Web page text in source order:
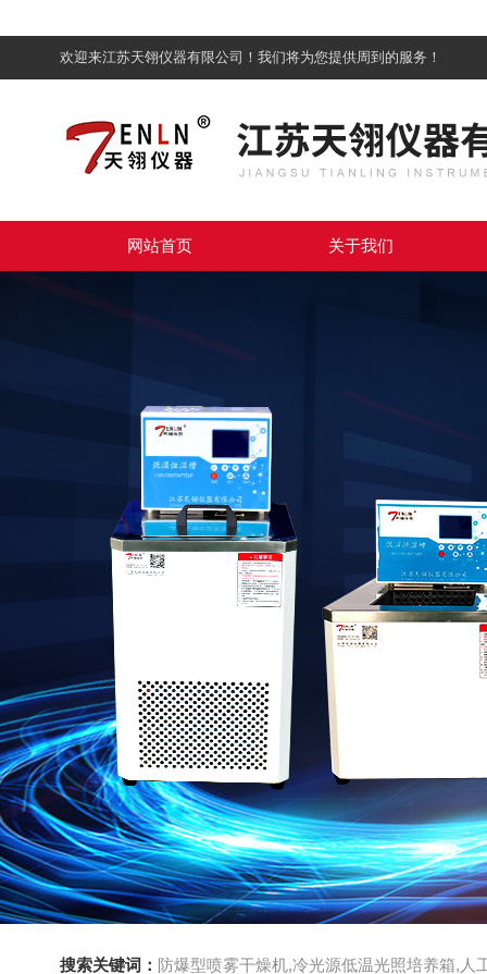
欢迎来江苏天翎仪器有限公司！我们将为您提供周到的服务！
网站首页 关于我们
搜索关键词： 防爆型喷雾干燥机,冷光源低温光照培养箱,人